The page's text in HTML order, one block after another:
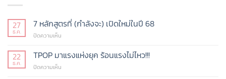
27
ธ.ค.
7 หลักสูตรที่ (กำลังจะ) เปิดใหม่ในปี 68
ปิดความเห็น
หลักสูตร
ที่
22
ธ.ค.
TPOP มาแรงแห่งยุค ร้อนแรงไม่ไหว!!!
ปิดความเห็น